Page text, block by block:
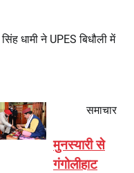
धामी ने UPES बिधौली में
समाचार
मुनस्यारी से
गंगोलीहाट